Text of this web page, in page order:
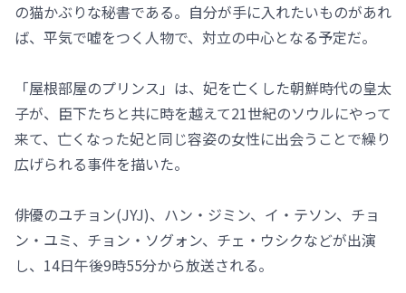
の猫かぶりな秘書である。自分が手に入れたいものがあれ
ば、平気で嘘をつく人物で、対立の中心となる予定だ。
「屋根部屋のプリンス」は、妃を亡くした朝鮮時代の皇太
子が、臣下たちと共に時を越えて21世紀のソウルにやって
来て、亡くなった妃と同じ容姿の女性に出会うことで繰り
広げられる事件を描いた。
俳優のユチョン(JYJ)、ハン・ジミン、イ・テソン、チョ
ン・ユミ、チョン・ソグォン、チェ・ウシクなどが出演
し、14日午後9時55分から放送される。